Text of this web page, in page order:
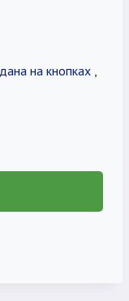
на кнопках ,